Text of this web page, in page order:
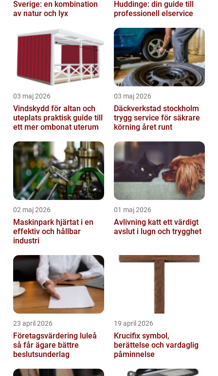
Sverige: en kombination
av natur och lyx
Huddinge: din guide till
professionell elservice
03 maj 2026
Vindskydd för altan och
uteplats praktisk guide till
ett mer ombonat uterum
03 maj 2026
Däckverkstad stockholm
trygg service för säkrare
körning året runt
02 maj 2026
Maskinpark hjärtat i en
effektiv och hållbar
industri
01 maj 2026
Avlivning katt ett värdigt
avslut i lugn och trygghet
23 april 2026
Företagsvärdering luleå
så får ägare bättre
beslutsunderlag
19 april 2026
Krucifix symbol,
berättelse och vardaglig
påminnelse